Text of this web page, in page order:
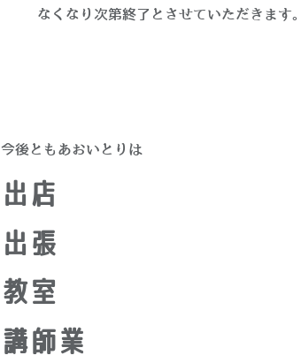
なくなり次第終了とさせていただきます。
今後ともあおいとりは
出店
出張
教室
講師業